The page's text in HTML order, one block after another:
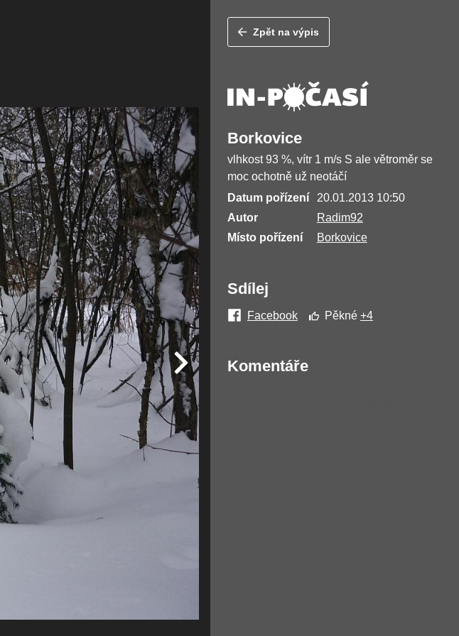
Zpět na výpis
Borkovice
vlhkost 93 %, vítr 1 m/s S ale větroměr se
moc ochotně už neotáčí
Datum pořízení
20.01.2013 10:50
Autor
Radim92
Místo pořízení
Borkovice
Sdílej
Facebook Pěkné +4
Komentáře